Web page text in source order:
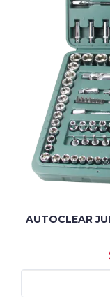
AUTOCLEAR